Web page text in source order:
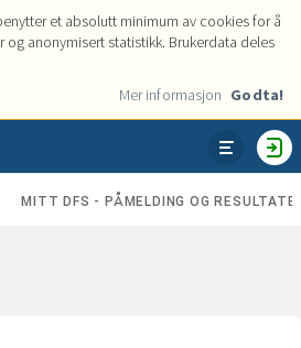
et absolutt minimum av cookies for å
anonymisert statistikk. Brukerdata deles
Mer informasjon Godta!
VIS
ENHETER
MITT DFS - PÅMELDING OG